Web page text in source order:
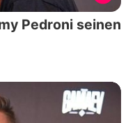
Pedroni seinen